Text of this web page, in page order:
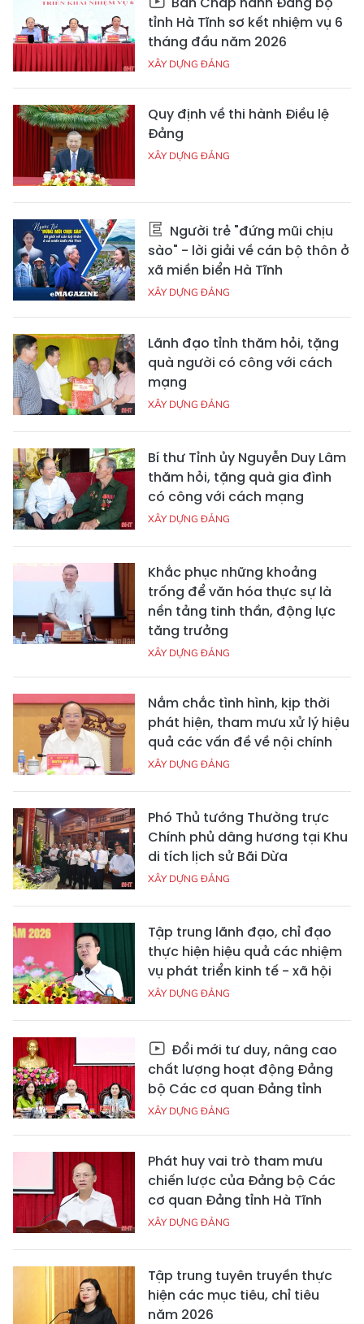
tỉnh Hà Tĩnh sơ kết nhiệm vụ 6
tháng đầu năm 2026
XÂY DỰNG ĐẢNG
Quy định về thi hành Điều lệ
Đảng
XÂY DỰNG ĐẢNG
Người trẻ "đứng mũi chịu
sào" - lời giải về cán bộ thôn ở
xã miền biển Hà Tĩnh
XÂY DỰNG ĐẢNG
Lãnh đạo tỉnh thăm hỏi, tặng
quà người có công với cách
mạng
XÂY DỰNG ĐẢNG
Bí thư Tỉnh ủy Nguyễn Duy Lâm
thăm hỏi, tặng quà gia đình
có công với cách mạng
XÂY DỰNG ĐẢNG
Khắc phục những khoảng
trống để văn hóa thực sự là
nền tảng tinh thần, động lực
tăng trưởng
XÂY DỰNG ĐẢNG
Nắm chắc tình hình, kịp thời
phát hiện, tham mưu xử lý hiệu
quả các vấn đề về nội chính
XÂY DỰNG ĐẢNG
Phó Thủ tướng Thường trực
Chính phủ dâng hương tại Khu
di tích lịch sử Bãi Dừa
XÂY DỰNG ĐẢNG
Tập trung lãnh đạo, chỉ đạo
thực hiện hiệu quả các nhiệm
vụ phát triển kinh tế - xã hội
XÂY DỰNG ĐẢNG
Đổi mới tư duy, nâng cao
chất lượng hoạt động Đảng
bộ Các cơ quan Đảng tỉnh
XÂY DỰNG ĐẢNG
Phát huy vai trò tham mưu
chiến lược của Đảng bộ Các
cơ quan Đảng tỉnh Hà Tĩnh
XÂY DỰNG ĐẢNG
Tập trung tuyên truyền thực
hiện các mục tiêu, chỉ tiêu
năm 2026